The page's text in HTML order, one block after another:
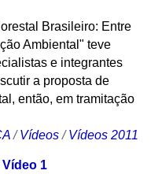
Brasileiro: Entre
Ambiental" teve
e integrantes
a proposta de
então, em tramitação
/Vídeos /Vídeos 2011
1